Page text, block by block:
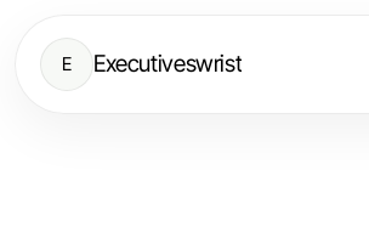
E Executiveswrist